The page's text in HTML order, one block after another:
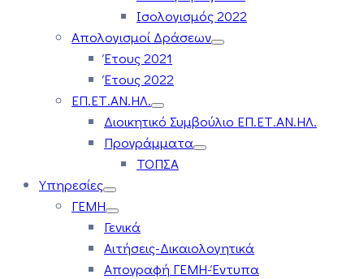
Ισολογισμός 2022
Απολογισμοί Δράσεων
Έτους 2021
Έτους 2022
ΕΠ.ΕΤ.ΑΝ.ΗΛ.
Διοικητικό Συμβούλιο ΕΠ.ΕΤ.ΑΝ.ΗΛ.
Προγράμματα
ΤΟΠΣΑ
Υπηρεσίες
ΓΕΜΗ
Γενικά
Αιτήσεις-Δικαιολογητικά
Απογραφή ΓΕΜΗ-Έντυπα